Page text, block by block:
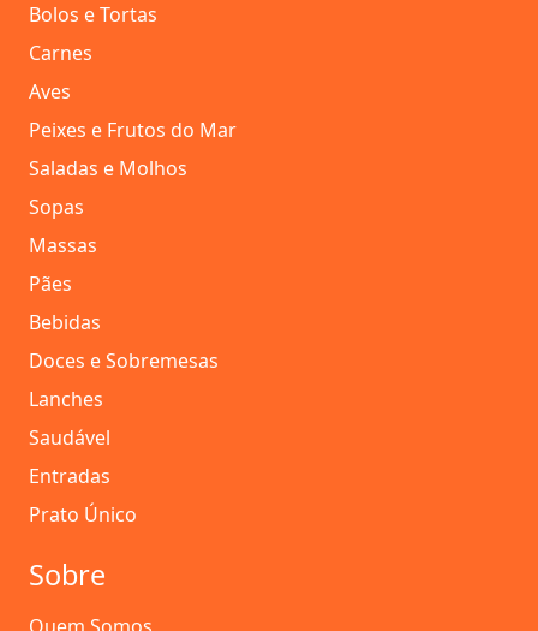
Bolos e Tortas
Carnes
Aves
Peixes e Frutos do Mar
Saladas e Molhos
Sopas
Massas
Pães
Bebidas
Doces e Sobremesas
Lanches
Saudável
Entradas
Prato Único
Sobre